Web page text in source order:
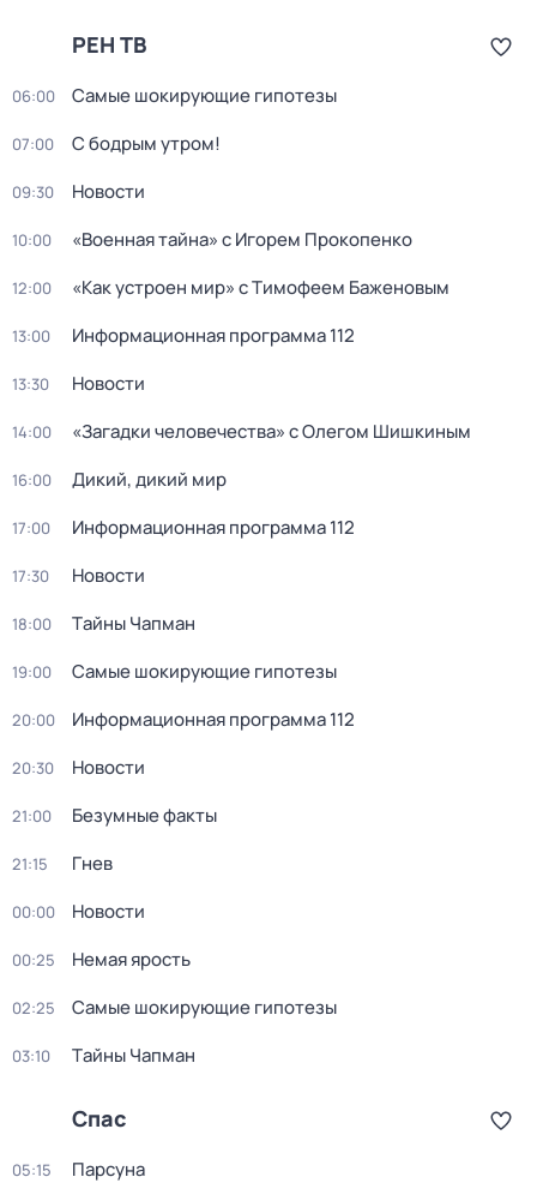
РЕН ТВ
06:00 Самые шoкиpующие гипотезы
07:00 С бодрым утром!
09:30 Новости
10:00 «Военная тайна» с Игорем Прокопенко
12:00 «Как устроен мир» с Тимофеем Баженовым
13:00 Информационная программа 112
13:30 Новости
14:00 «Загадки человечества» с Олегом Шишкиным
16:00 Дикий, дикий мир
17:00 Информационная программа 112
17:30 Новости
18:00 Тaйны Чапман
19:00 Самые шoкиpующие гипотезы
20:00 Информационная программа 112
20:30 Новости
21:00 Безумные факты
21:15 Гнев
00:00 Новости
00:25 Немая ярость
02:25 Самые шoкиpующие гипотезы
03:10 Тaйны Чапман
Спас
05:15 Парсуна